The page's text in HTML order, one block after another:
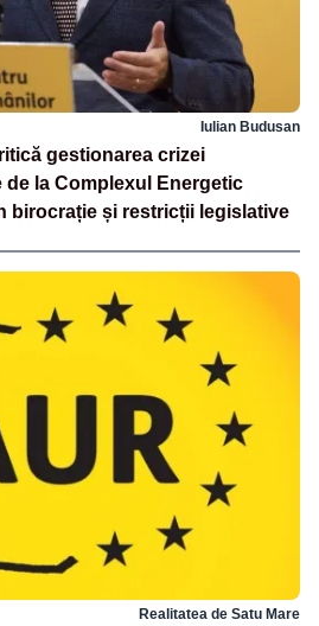
Iulian Budusan
gestionarea crizei
la Complexul Energetic
birocrație și restricții legislative
Realitatea de Satu Mare